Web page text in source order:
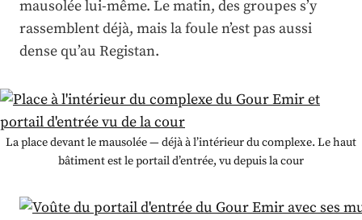
mausolée lui-même. Le matin, des groupes s’y
rassemblent déjà, mais la foule n’est pas aussi
dense qu’au Registan.
La place devant le mausolée — déjà à l’intérieur du complexe. Le haut
bâtiment est le portail d’entrée, vu depuis la cour